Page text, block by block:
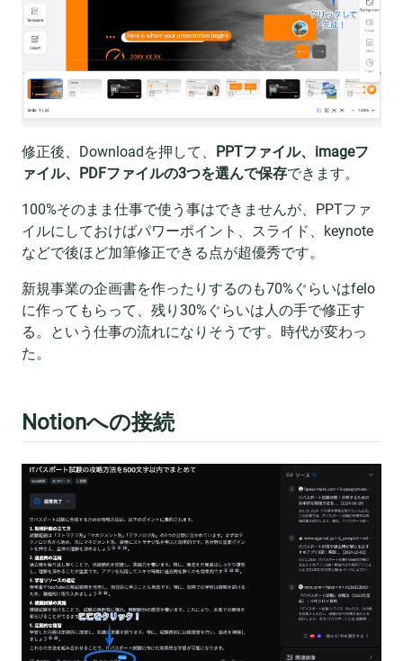
修正後、Downloadを押して、 PPTファイル、imageフ
ァイル、PDFファイルの3つを選んで保存できます。
100%そのまま仕事で使う事はできませんが、PPTファ
イルにしておけばパワーポイント、スライド、keynote
などで後ほど加筆修正できる点が超優秀です。
新規事業の企画書を作ったりするのも70%ぐらいはfelo
に作ってもらって、残り30%ぐらいは人の手で修正す
る。という仕事の流れになりそうです。時代が変わっ
た。
Notionへの接続